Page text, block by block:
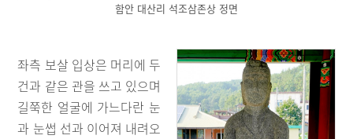
함안 대산리 석조삼존상 정면
좌측 보살 입상은 머리에 두
건과 같은 관을 쓰고 있으며
길쭉한 얼굴에 가느다란 눈
과 눈썹 선과 이어져 내려오